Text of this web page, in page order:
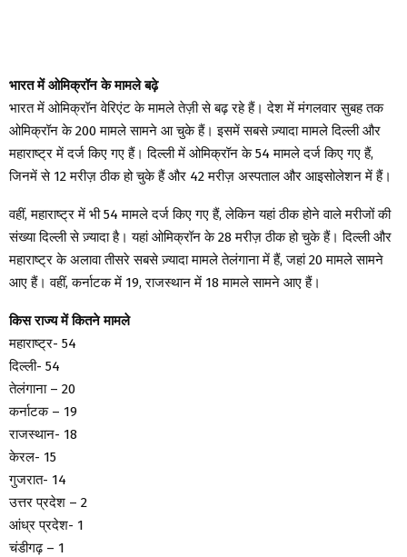
भारत में ओमिक्रॉन के मामले बढ़े
भारत में ओमिक्रॉन वेरिएंट के मामले तेज़ी से बढ़ रहे हैं। देश में मंगलवार सुबह तक
ओमिक्रॉन के 200 मामले सामने आ चुके हैं। इसमें सबसे ज़्यादा मामले दिल्ली और
महाराष्ट्र में दर्ज किए गए हैं। दिल्ली में ओमिक्रॉन के 54 मामले दर्ज किए गए हैं,
जिनमें से 12 मरीज़ ठीक हो चुके हैं और 42 मरीज़ अस्पताल और आइसोलेशन में हैं।
वहीं, महाराष्ट्र में भी 54 मामले दर्ज किए गए हैं, लेकिन यहां ठीक होने वाले मरीजों की
संख्या दिल्ली से ज़्यादा है। यहां ओमिक्रॉन के 28 मरीज़ ठीक हो चुके हैं। दिल्ली और
महाराष्ट्र के अलावा तीसरे सबसे ज़्यादा मामले तेलंगाना में हैं, जहां 20 मामले सामने
आए हैं। वहीं, कर्नाटक में 19, राजस्थान में 18 मामले सामने आए हैं।
किस राज्य में कितने मामले
महाराष्ट्र- 54
दिल्ली- 54
तेलंगाना – 20
कर्नाटक – 19
राजस्थान- 18
केरल- 15
गुजरात- 14
उत्तर प्रदेश – 2
आंध्र प्रदेश- 1
चंडीगढ़ – 1